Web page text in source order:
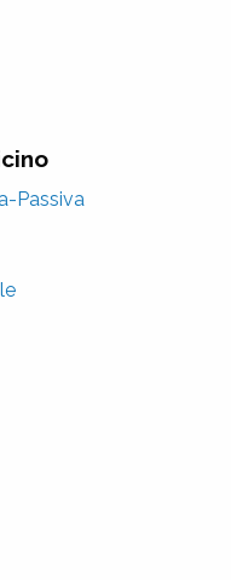
Passiva